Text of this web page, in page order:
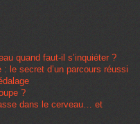
quand faut-il s’inquiéter ?
le secret d’un parcours réussi
?
dans le cerveau… et